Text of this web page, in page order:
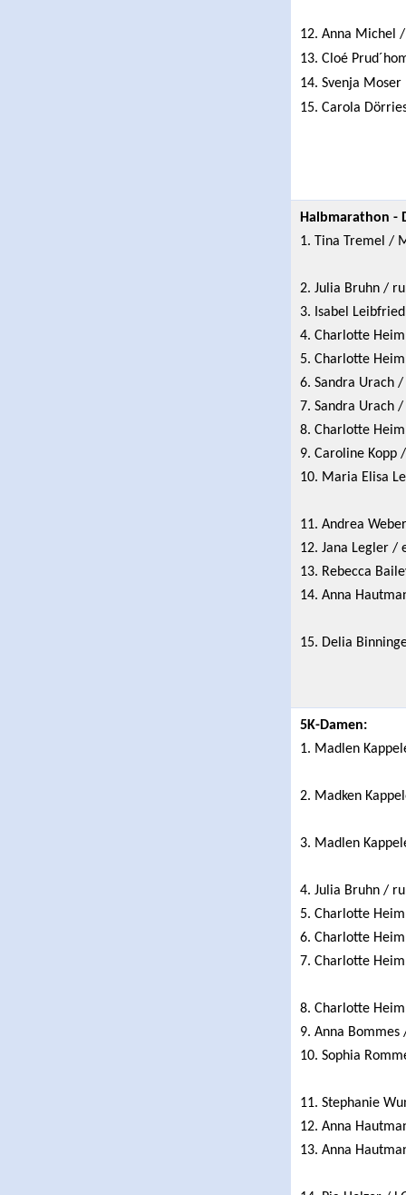
12. Anna Michel
13. Cloé
14. Svenja
15. Carola
Halbmarathon -
1. Tina Tremel /
2. Julia Bruhn /
3. Isabel
4. Charlotte
5. Charlotte
6. Sandra Urach
7. Sandra Urach
8. Charlotte
9. Caroline Kopp
10. Maria Elisa
11. Andrea
12. Jana Legler /
13. Rebecca
14. Anna
15. Delia
5K-Damen:
1. Madlen
2. Madken
3. Madlen
4. Julia Bruhn /
5. Charlotte
6. Charlotte
7. Charlotte
8. Charlotte
9. Anna Bommes
10. Sophia
11. Stephanie
12. Anna
13. Anna